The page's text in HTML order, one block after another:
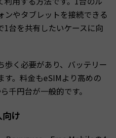
ンやタブレットを接続できる
1台を共有したいケースに向
歩く必要があり、バッテリー
。料金もeSIMより高めの
千円台が一般的です。
け